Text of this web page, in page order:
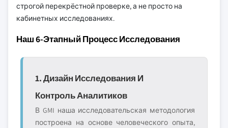
строгой перекрёстной проверке, а не просто на
кабинетных исследованиях.
Наш 6-Этапный Процесс Исследования
1. Дизайн Исследования И
Контроль Аналитиков
В GMI наша исследовательская методология
построена на основе человеческого опыта,